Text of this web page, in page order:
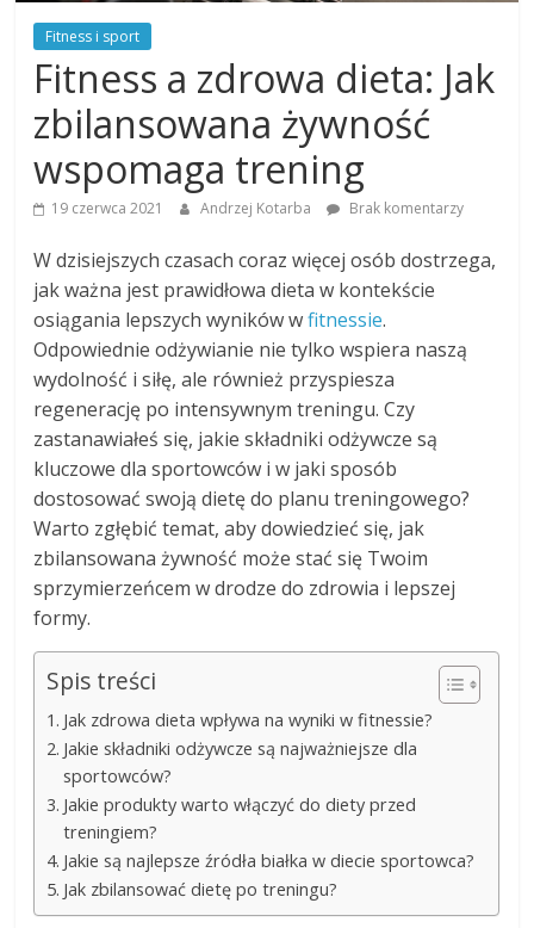
Fitness i sport
Fitness a zdrowa dieta: Jak
zbilansowana żywność
wspomaga trening
19 czerwca 2021 Andrzej Kotarba Brak komentarzy
W dzisiejszych czasach coraz więcej osób dostrzega,
jak ważna jest prawidłowa dieta w kontekście
osiągania lepszych wyników wfitnessie.
Odpowiednie odżywianie nie tylko wspiera naszą
wydolność i siłę, ale również przyspiesza
regenerację po intensywnym treningu. Czy
zastanawiałeś się, jakie składniki odżywcze są
kluczowe dla sportowców i w jaki sposób
dostosować swoją dietę do planu treningowego?
Warto zgłębić temat, aby dowiedzieć się, jak
zbilansowana żywność może stać się Twoim
sprzymierzeńcem w drodze do zdrowia i lepszej
formy.
Spis treści
Jak zdrowa dieta wpływa na wyniki w fitnessie?
Jakie składniki odżywcze są najważniejsze dla
sportowców?
Jakie produkty warto włączyć do diety przed
treningiem?
Jakie są najlepsze źródła białka w diecie sportowca?
Jak zbilansować dietę po treningu?